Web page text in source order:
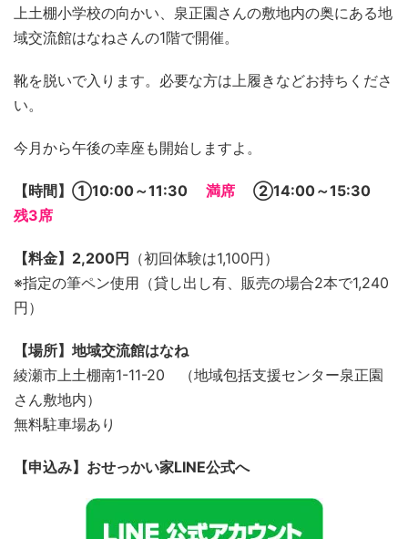
上土棚小学校の向かい、泉正園さんの敷地内の奥にある地
域交流館はなねさんの1階で開催。
靴を脱いで入ります。必要な方は上履きなどお持ちくださ
い。
今月から午後の幸座も開始しますよ。
【時間】➀10:00～11:30 満席 ②14:00～15:30
残3席
【料金】2,200円 （初回体験は1,100円）
※指定の筆ペン使用（貸し出し有、販売の場合2本で1,240
円）
【場所】地域交流館はなね
綾瀬市上土棚南1-11-20 （地域包括支援センター泉正園
さん敷地内）
無料駐車場あり
【申込み】おせっかい家LINE公式へ